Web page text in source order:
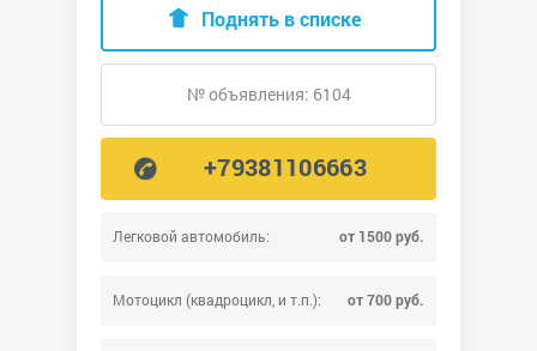
Легковой автомобиль: от 1500 руб.
Мотоцикл (квадроцикл, и т.п.): от 700 руб.
Поднять в списке
№ объявления: 6104
+79381106663